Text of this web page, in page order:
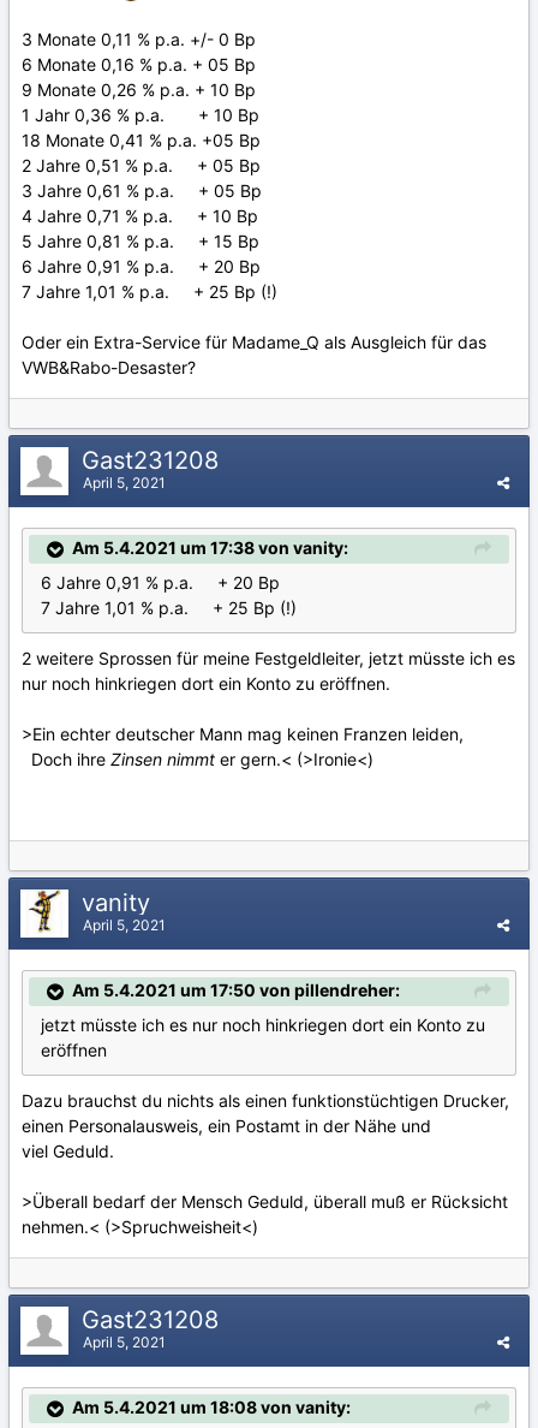
3 Monate 0,11 % p.a. +/- 0 Bp
6 Monate 0,16 % p.a. + 05 Bp
9 Monate 0,26 % p.a. + 10 Bp
1 Jahr 0,36 % p.a. + 10 Bp
18 Monate 0,41 % p.a. +05 Bp
2 Jahre 0,51 % p.a. + 05 Bp
3 Jahre 0,61 % p.a. + 05 Bp
4 Jahre 0,71 % p.a. + 10 Bp
5 Jahre 0,81 % p.a. + 15 Bp
6 Jahre 0,91 % p.a. + 20 Bp
7 Jahre 1,01 % p.a. + 25 Bp (!)
Oder ein Extra-Service für Madame_Q als Ausgleich für das
VWB&Rabo-Desaster?
Gast231208
April 5, 2021
Am 5.4.2021 um 17:38 von vanity:
6 Jahre 0,91 % p.a. + 20 Bp
7 Jahre 1,01 % p.a. + 25 Bp (!)
2 weitere Sprossen für meine Festgeldleiter, jetzt müsste ich es
nur noch hinkriegen dort ein Konto zu eröffnen.
>Ein echter deutscher Mann mag keinen Franzen leiden,
Doch ihre Zinsen nimmt er gern.< (>Ironie<)
vanity
April 5, 2021
Am 5.4.2021 um 17:50 von pillendreher:
jetzt müsste ich es nur noch hinkriegen dort ein Konto zu
eröffnen
Dazu brauchst du nichts als einen funktionstüchtigen Drucker,
einen Personalausweis, ein Postamt in der Nähe und
viel Geduld.
>Überall bedarf der Mensch Geduld, überall muß er Rücksicht
nehmen.< (>Spruchweisheit<)
Gast231208
April 5, 2021
Am 5.4.2021 um 18:08 von vanity: